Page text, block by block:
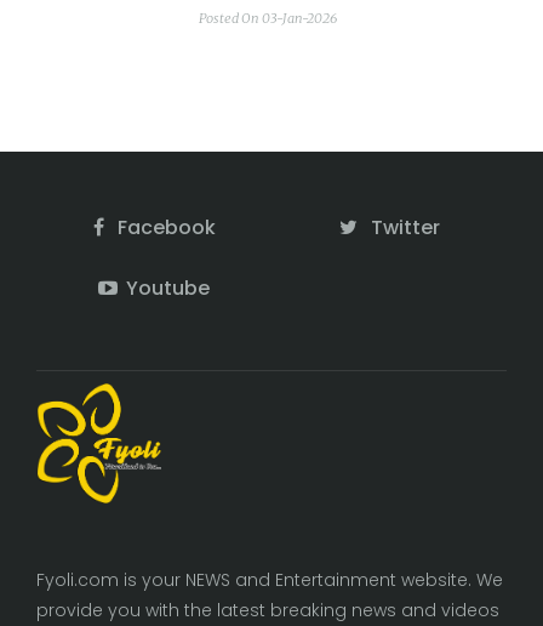
Posted On 03-Jan-2026
Facebook Twitter
Youtube
Fyoli.com is your NEWS and Entertainment website. We
provide you with the latest breaking news and videos